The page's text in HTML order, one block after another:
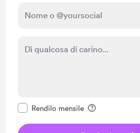
Rendilo mensile